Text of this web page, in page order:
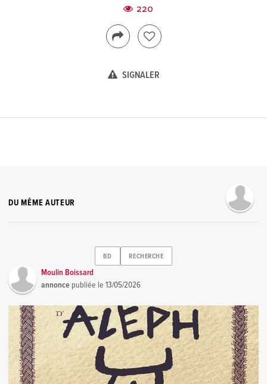
220
SIGNALER
DU MÊME AUTEUR
BD RECHERCHE
Moulin Boissard
annonce publiée le13/05/2026